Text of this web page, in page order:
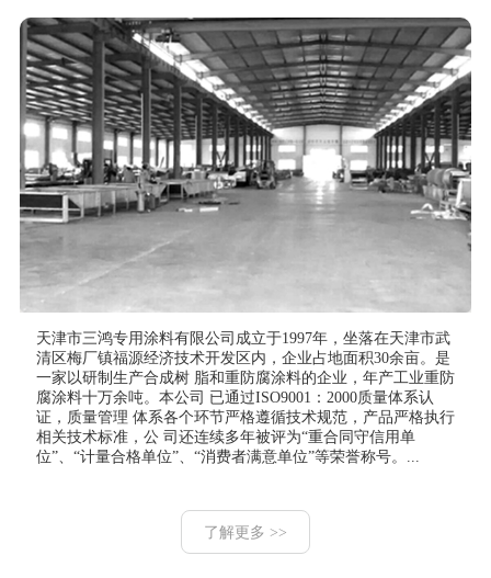
天津市三鸿专用涂料有限公司成立于1997年，坐落在天津市武
清区梅厂镇福源经济技术开发区内，企业占地面积30余亩。是
一家以研制生产合成树 脂和重防腐涂料的企业，年产工业重防
腐涂料十万余吨。本公司 已通过ISO9001：2000质量体系认
证，质量管理 体系各个环节严格遵循技术规范，产品严格执行
相关技术标准，公 司还连续多年被评为“重合同守信用单
位”、“计量合格单位”、“消费者满意单位”等荣誉称号。...
了解更多 >>